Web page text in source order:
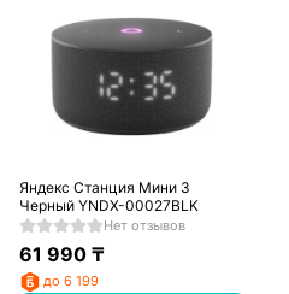
Яндекс Станция Мини 3
Черный YNDX-00027BLK
Нет отзывов
61 990₸
до 6 199